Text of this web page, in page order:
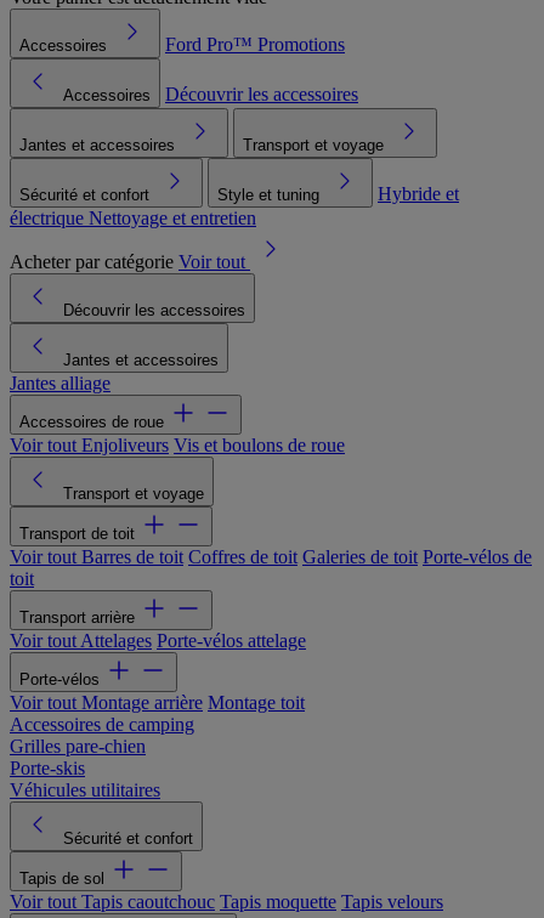
Accessoires Ford Pro™ Promotions
Accessoires Découvrir les accessoires
Jantes et accessoires Transport et voyage
Sécurité et confort Style et tuning
Hybride et
électrique Nettoyage et entretien
Acheter par catégorie Voir tout
Découvrir les accessoires
Jantes et accessoires
Jantes alliage
Accessoires de roue
Voir tout Enjoliveurs Vis et boulons de roue
Transport et voyage
Transport de toit
Voir tout Barres de toit Coffres de toit Galeries de toit Porte-vélos de
toit
Transport arrière
Voir tout Attelages Porte-vélos attelage
Porte-vélos
Voir tout Montage arrière Montage toit
Accessoires de camping
Grilles pare-chien
Porte-skis
Véhicules utilitaires
Sécurité et confort
Tapis de sol
Voir tout Tapis caoutchouc Tapis moquette Tapis velours